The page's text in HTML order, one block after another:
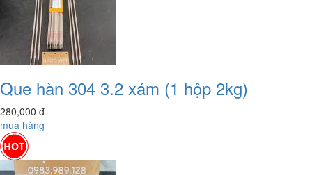
Que hàn 304 3.2 xám (1 hộp 2kg)
280,000 đ
mua hàng